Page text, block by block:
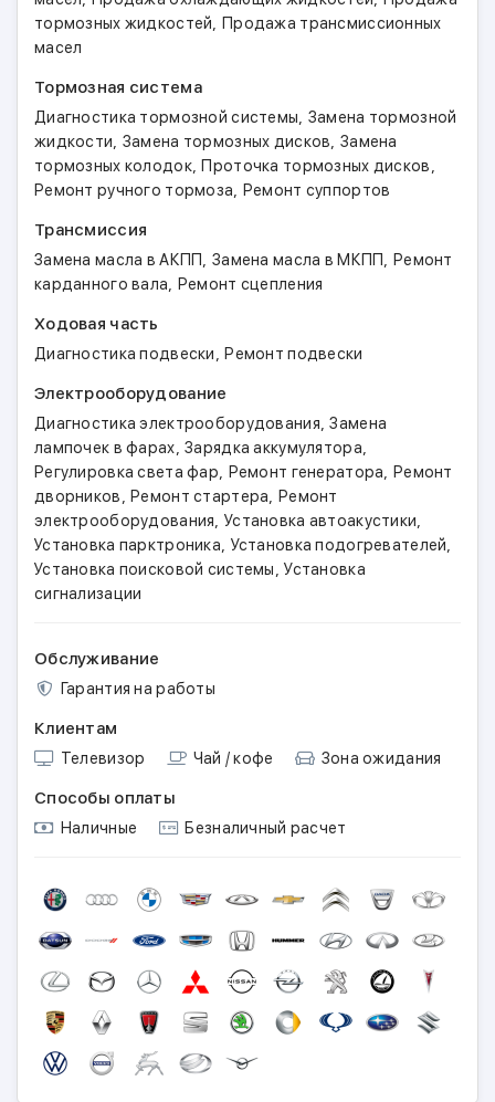
тормозных жидкостей, Продажа трансмиссионных
масел
Тормозная система
Диагностика тормозной системы, Замена тормозной
жидкости, Замена тормозных дисков, Замена
тормозных колодок,Проточка тормозных дисков,
Ремонт ручного тормоза, Ремонт суппортов
Трансмиссия
Замена масла в АКПП, Замена масла в МКПП, Ремонт
карданного вала, Ремонт сцепления
Ходовая часть
Диагностика подвески,Ремонт подвески
Электрооборудование
Диагностика электрооборудования,Замена
лампочек в фарах,Зарядка аккумулятора,
Регулировка света фар, Ремонт генератора,Ремонт
дворников,Ремонт стартера,Ремонт
электрооборудования, Установка автоакустики,
Установка парктроника, Установка подогревателей,
Установка поисковой системы,Установка
сигнализации
Обслуживание
Гарантия на работы
Клиентам
Телевизор Чай / кофе Зона ожидания
Способы оплаты
Наличные Безналичный расчет